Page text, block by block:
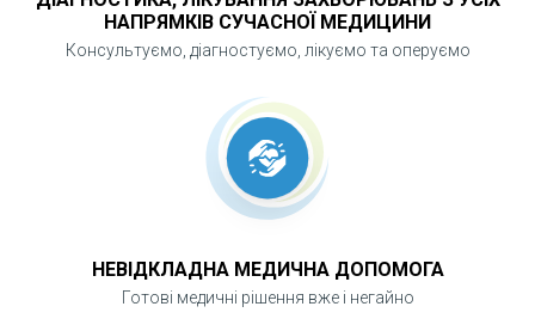
НАПРЯМКІВ СУЧАСНОЇ МЕДИЦИНИ
Консультуємо, діагностуємо, лікуємо та оперуємо
НЕВІДКЛАДНА МЕДИЧНА ДОПОМОГА
Готові медичні рішення вже і негайно